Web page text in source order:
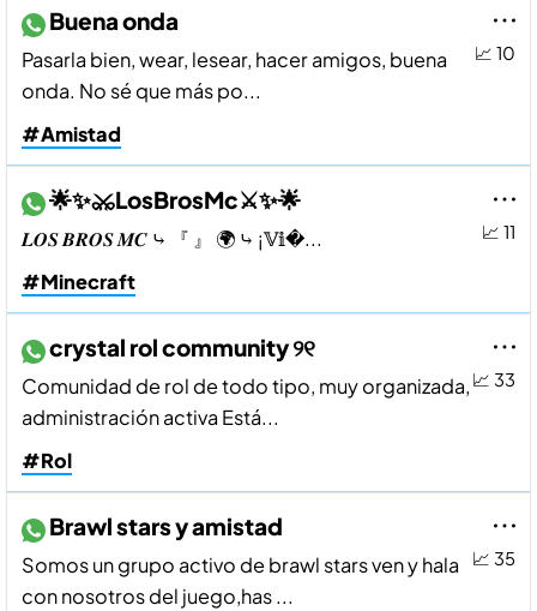
📈 10
Buena onda
Pasarla bien, wear, lesear, hacer amigos, buena
onda. No sé que más po...
#Amistad
📈 11
🌟✨⚔️LosBrosMc⚔️✨🌟
𝑳𝑶𝑺 𝑩𝑹𝑶𝑺 𝑴𝑪 ⤷ 『 』 🌍 ⤷ ¡𝕍𝕚�...
#Minecraft
📈 33
crystal rol community ୨୧
Comunidad de rol de todo tipo, muy organizada,
administración activa Está...
#Rol
📈 35
Brawl stars y amistad
Somos un grupo activo de brawl stars ven y hala
con nosotros del juego,has ...